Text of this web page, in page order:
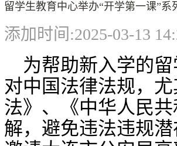
留学生教育中心举办“开学第一课”
添加时间:2025-03-13
为帮助新入学的
对中国法律法规，
法》 、《中华人民
解，避免违法违规